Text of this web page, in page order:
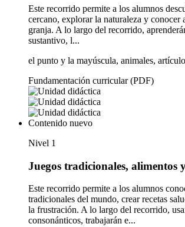
Este recorrido permite a los alumnos
cercano, explorar la naturaleza y conocer
granja. A lo largo del recorrido,
sustantivo, l...
el punto y la mayúscula, animales,
Fundamentación curricular (PDF)
Contenido nuevo
Nivel 1
Juegos tradicionales, alimentos
Este recorrido permite a los alumnos
tradicionales del mundo, crear recetas
la frustración. A lo largo del recorrido,
consonánticos, trabajarán e...